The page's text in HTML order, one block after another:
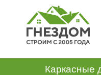
Каркасные